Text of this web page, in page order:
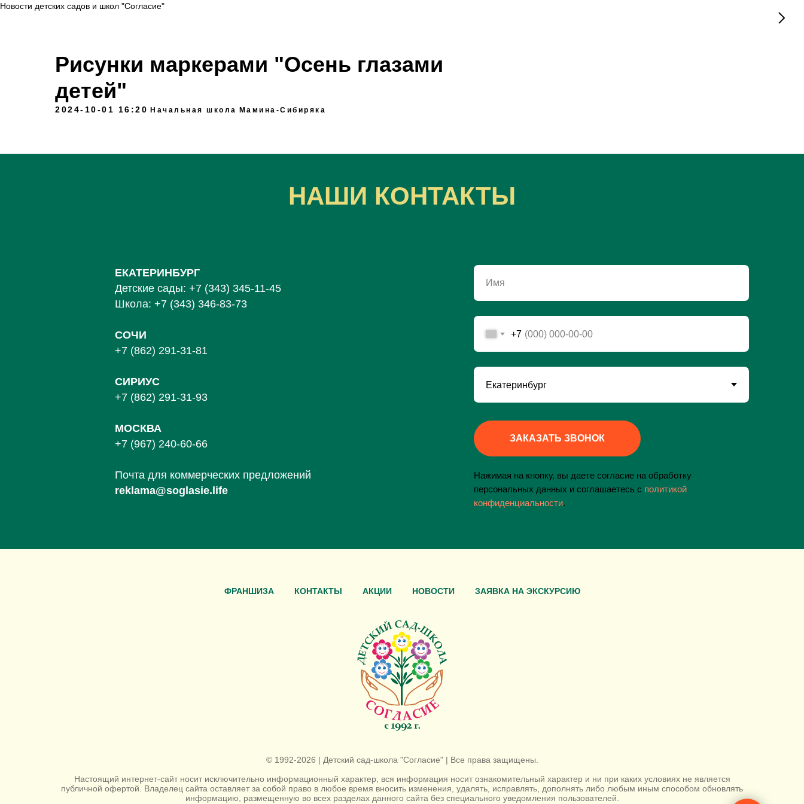
Новости детских садов и школ "Согласие"
Рисунки маркерами "Осень глазами
детей"
2024-10-01 16:20 Начальная школа Мамина-Сибиряка
НАШИ КОНТАКТЫ
ЕКАТЕРИНБУРГ
Детские сады: +7 (343) 345-11-45
Школа: +7 (343) 346-83-73
СОЧИ
+7 (862) 291-31-81
СИРИУС
+7 (862) 291-31-93
МОСКВА
+7 (967) 240-60-66
Почта для коммерческих предложений
reklama@soglasie.life
Имя
+7
ЗАКАЗАТЬ ЗВОНОК
Нажимая на кнопку, вы даете согласие на обработку
персональных данных и соглашаетесь c политикой
конфиденциальности.
ФРАНШИЗА КОНТАКТЫ АКЦИИ НОВОСТИ ЗАЯВКА НА ЭКСКУРСИЮ
© 1992-2026 | Детский сад-школа "Согласие" | Все права защищены.
Настоящий интернет-сайт носит исключительно информационный характер, вся информация носит ознакомительный характер и ни при каких условиях не является
публичной офертой. Владелец сайта оставляет за собой право в любое время вносить изменения, удалять, исправлять, дополнять либо любым иным способом обновлять
информацию, размещенную во всех разделах данного сайта без специального уведомления пользователей.